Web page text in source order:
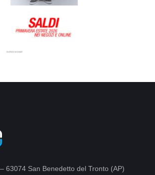
63074 San Benedetto del Tronto (AP)